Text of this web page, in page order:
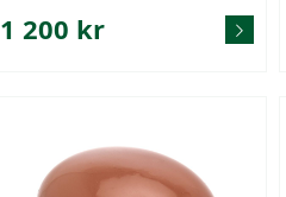
1 200 kr